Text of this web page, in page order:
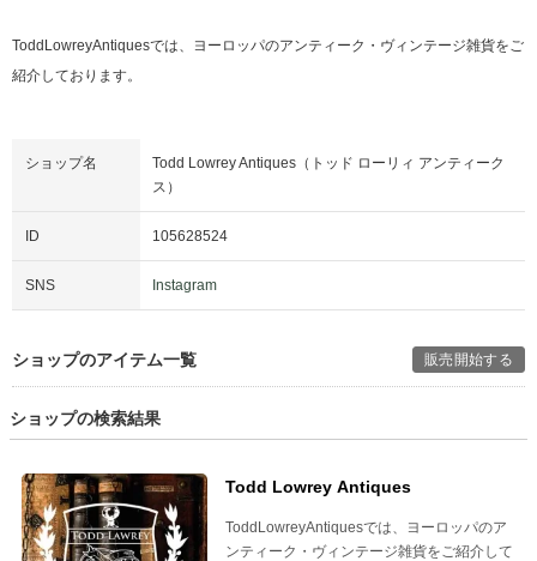
ToddLowreyAntiquesでは、ヨーロッパのアンティーク・ヴィンテージ雑貨をご
紹介しております。
ショップ名
Todd Lowrey Antiques（トッド ローリィ アンティーク
ス）
ID 105628524
SNS Instagram
ショップのアイテム一覧 販売開始する
ショップの検索結果
Todd Lowrey Antiques
ToddLowreyAntiquesでは、ヨーロッパのア
ンティーク・ヴィンテージ雑貨をご紹介して